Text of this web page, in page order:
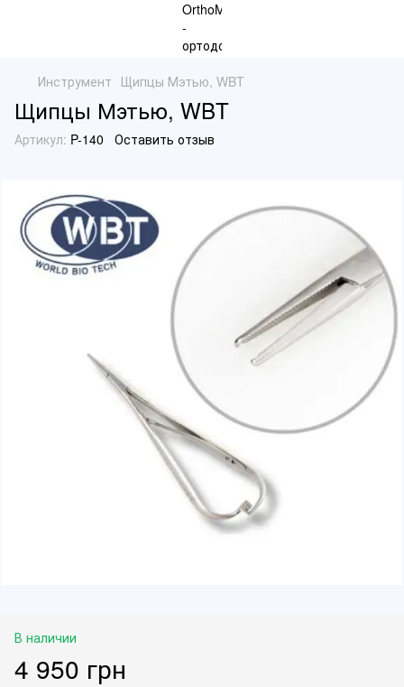
Инструмент Щипцы Мэтью, WBT
Щипцы Мэтью, WBT
Артикул: P-140 Оставить отзыв
В наличии
4 950 грн